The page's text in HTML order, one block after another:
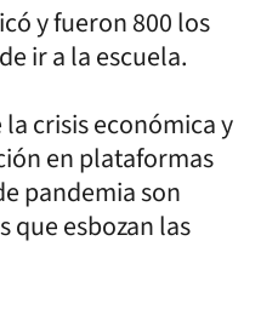
y fueron 800 los
ir a la escuela.
crisis económica y
en plataformas
pandemia son
que esbozan las